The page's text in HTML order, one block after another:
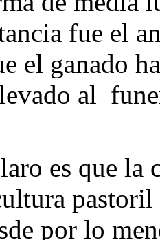
fue el
el ganado
al
es que
por lo